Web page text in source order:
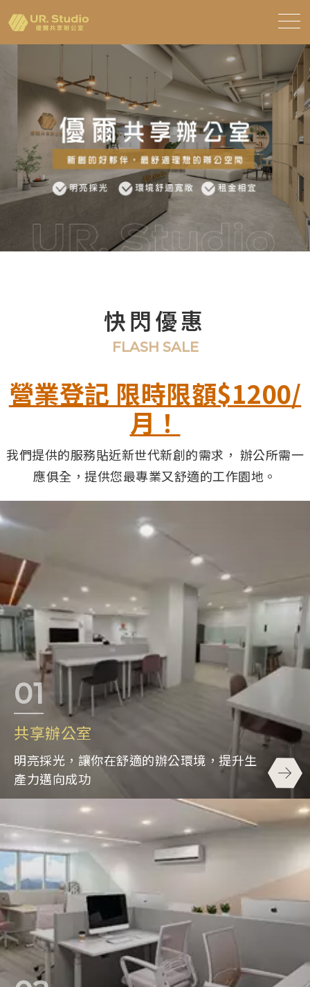
快閃優惠
FLASH SALE
營業登記 限時限額$1200/
月！
我們提供的服務貼近新世代新創的需求， 辦公所需一
應俱全，提供您最專業又舒適的工作園地。
共享辦公室
明亮採光，讓你在舒適的辦公環境，提升生
產力邁向成功